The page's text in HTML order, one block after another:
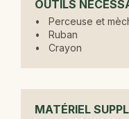
OUTILS
Perceuse et
Ruban
Crayon
MATÉRIEL